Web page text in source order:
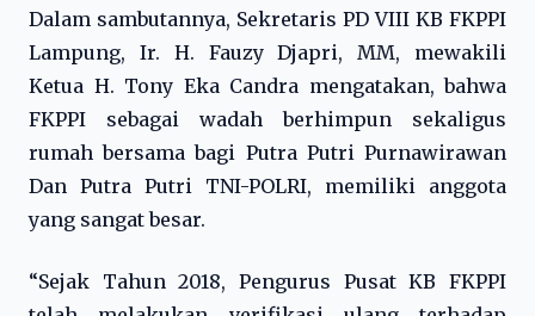
Dalam sambutannya, Sekretaris PD VIII KB FKPPI
Lampung, Ir. H. Fauzy Djapri, MM, mewakili
Ketua H. Tony Eka Candra mengatakan, bahwa
FKPPI sebagai wadah berhimpun sekaligus
rumah bersama bagi Putra Putri Purnawirawan
Dan Putra Putri TNI-POLRI, memiliki anggota
yang sangat besar.
“Sejak Tahun 2018, Pengurus Pusat KB FKPPI